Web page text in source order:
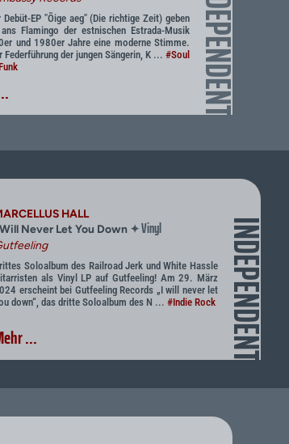
INDEPENDENT
EP "Õige aeg" (Die richtige Zeit) geben
Flamingo der estnischen Estrada-Musik
und 1980er Jahre eine moderne Stimme.
Federführung der jungen Sängerin, K ... #Soul
INDEPENDENT
HALL
Never Let You Down ✦Vinyl
Soloalbum des Railroad Jerk und White Hassle
als Vinyl LP auf Gutfeeling! Am 29. März
erscheint bei Gutfeeling Records „I will never let
down“, das dritte Soloalbum des N ... #Indie Rock
...